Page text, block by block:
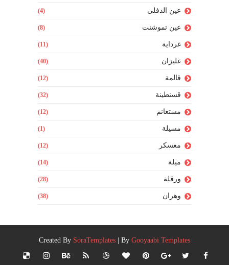
عين الدفلى (4)
عين تموشنت (8)
غرداية (11)
غليزان (40)
قالمة (12)
قسنطينة (32)
مستغانم (12)
مسيلة (1)
معسكر (12)
ميلة (14)
ورقلة (28)
وهران (38)
Created By SoraTemplates | By Gooyaabi Templates